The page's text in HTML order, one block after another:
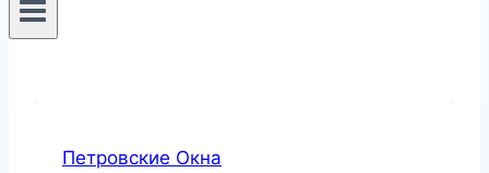
Петровские Окна